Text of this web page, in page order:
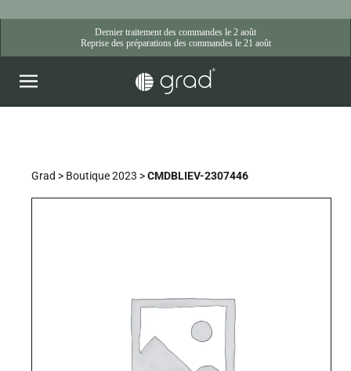
to
Grad > Boutique 2023 >CMDBLIEV-2307446